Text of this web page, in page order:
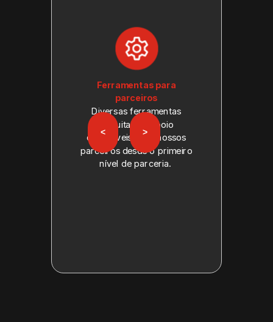
Ferramentas para
parceiros
Diversas ferramentas
gratuitas de apoio
disponíveis para nossos
parceiros desde o primeiro
nível de parceria.
>
<